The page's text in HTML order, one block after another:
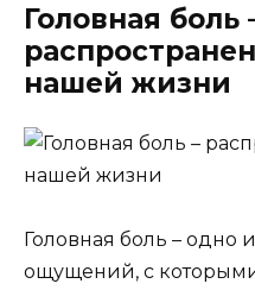
Головная боль
нашей жизни
Головная боль – одно
ощущений, с